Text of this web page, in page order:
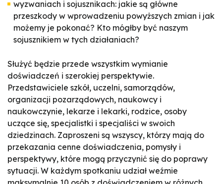
wyzwaniach i sojusznikach: jakie są główne
przeszkody w wprowadzeniu powyższych zmian i jak
możemy je pokonać? Kto mógłby być naszym
sojusznikiem w tych działaniach?
Służyć będzie przede wszystkim wymianie
doświadczeń i szerokiej perspektywie.
Przedstawiciele szkół, uczelni, samorządów,
organizacji pozarządowych, naukowcy i
naukowczynie, lekarze i lekarki, rodzice, osoby
uczące się, specjalistki i specjaliści w swoich
dziedzinach. Zaproszeni są wszyscy, którzy mają do
przekazania cenne doświadczenia, pomysły i
perspektywy, które mogą przyczynić się do poprawy
sytuacji. W każdym spotkaniu udział weźmie